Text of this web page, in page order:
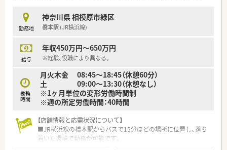
イベントに合わせて雇用形態を柔軟に変更しながら活躍してい
ます。
■大手チェーンから転職してきた方が多く、適度な規模感と個人
■認定薬剤師の取得支援制度を活用して、働きながら専門性を高
め、地域医療に貢献しようとする意欲的な方が多数在籍していま
勤務地
神奈川県 相模原市緑区
橋本駅 (JR横浜線)
給与
年収450万円～650万円
※経験、役職により異なる。
勤務
時間
月火木金 08:45～18:45（休憩60分）
土 09:00～13:30（休憩なし）
※1ヶ月単位の変形労働時間制
※週の所定労働時間：40時間
【店舗情報と応需状況について】
■JR横浜線の橋本駅からバスで15分ほどの場所に位置し、落ち
着いた環境で勤務が可能です。